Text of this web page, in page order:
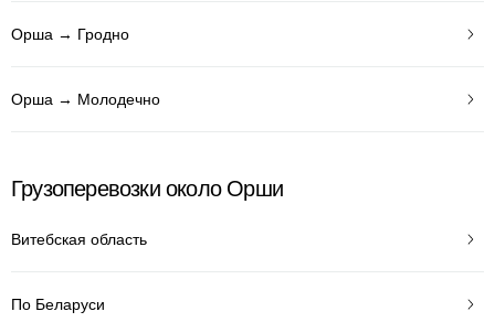
Орша → Гродно
Орша → Молодечно
Грузоперевозки около Орши
Витебская область
По Беларуси